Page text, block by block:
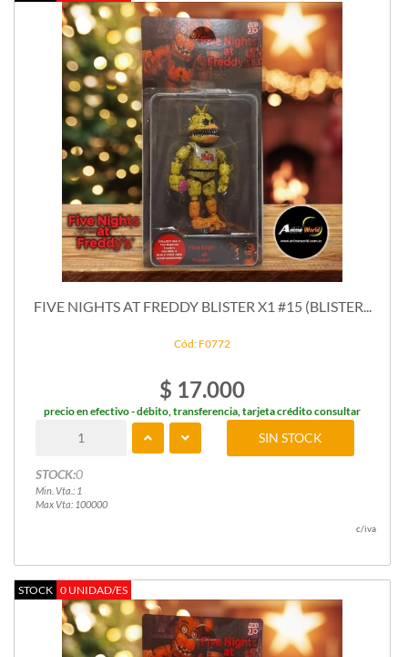
FIVE NIGHTS AT FREDDY BLISTER X1 #15 (BLISTER...
Cód: F0772
$ 17.000
precio en efectivo - débito, transferencia, tarjeta crédito consultar
STOCK:0
Min. Vta.: 1
Max Vta: 100000
SIN STOCK
c/iva
STOCK 0 UNIDAD/ES